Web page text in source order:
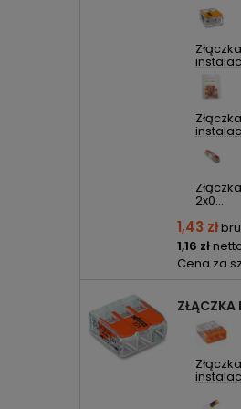
Złączka
Złączka
2x0...
1,43 zł
1,16 zł
Cena za
Złączka